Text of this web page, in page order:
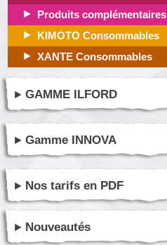
Produits complémentaires
KIMOTO Consommables
XANTE Consommables
GAMME ILFORD
Gamme INNOVA
Nos tarifs en PDF
Nouveautés